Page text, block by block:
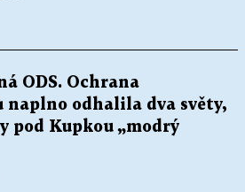
ODS. Ochrana
odhalila dva světy,
pod Kupkou „modrý